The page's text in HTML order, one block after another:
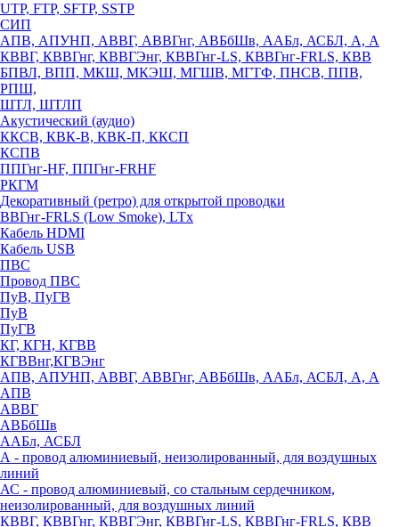
UTP, FTP, SFTP, SSTP
СИП
АПВ, АПУНП, АВВГ, АВВГнг, АВБбШв, ААБл, АСБЛ, А, А
КВВГ, КВВГнг, КВВГЭнг, КВВГнг-LS, КВВГнг-FRLS, КВВ
БПВЛ, ВПП, МКШ, МКЭШ, МГШВ, МГТФ, ПНСВ, ППВ,
РПШ,
ШТЛ, ШТЛП
Акустический (аудио)
ККСВ, КВК-В, КВК-П, ККСП
КСПВ
ППГнг-HF, ППГнг-FRHF
РКГМ
Декоративный (ретро) для открытой проводки
ВВГнг-FRLS (Low Smoke), LTx
Кабель HDMI
Кабель USB
ПВС
Провод ПВС
ПуВ, ПуГВ
ПуВ
ПуГВ
КГ, КГН, КГВВ
КГВВнг,КГВЭнг
АПВ, АПУНП, АВВГ, АВВГнг, АВБбШв, ААБл, АСБЛ, А, А
АПВ
АВВГ
АВБбШв
ААБл, АСБЛ
А - провод алюминиевый, неизолированный, для воздушных
линий
АС - провод алюминиевый, со стальным сердечником,
неизолированный, для воздушных линий
КВВГ, КВВГнг, КВВГЭнг, КВВГнг-LS, КВВГнг-FRLS, КВВ